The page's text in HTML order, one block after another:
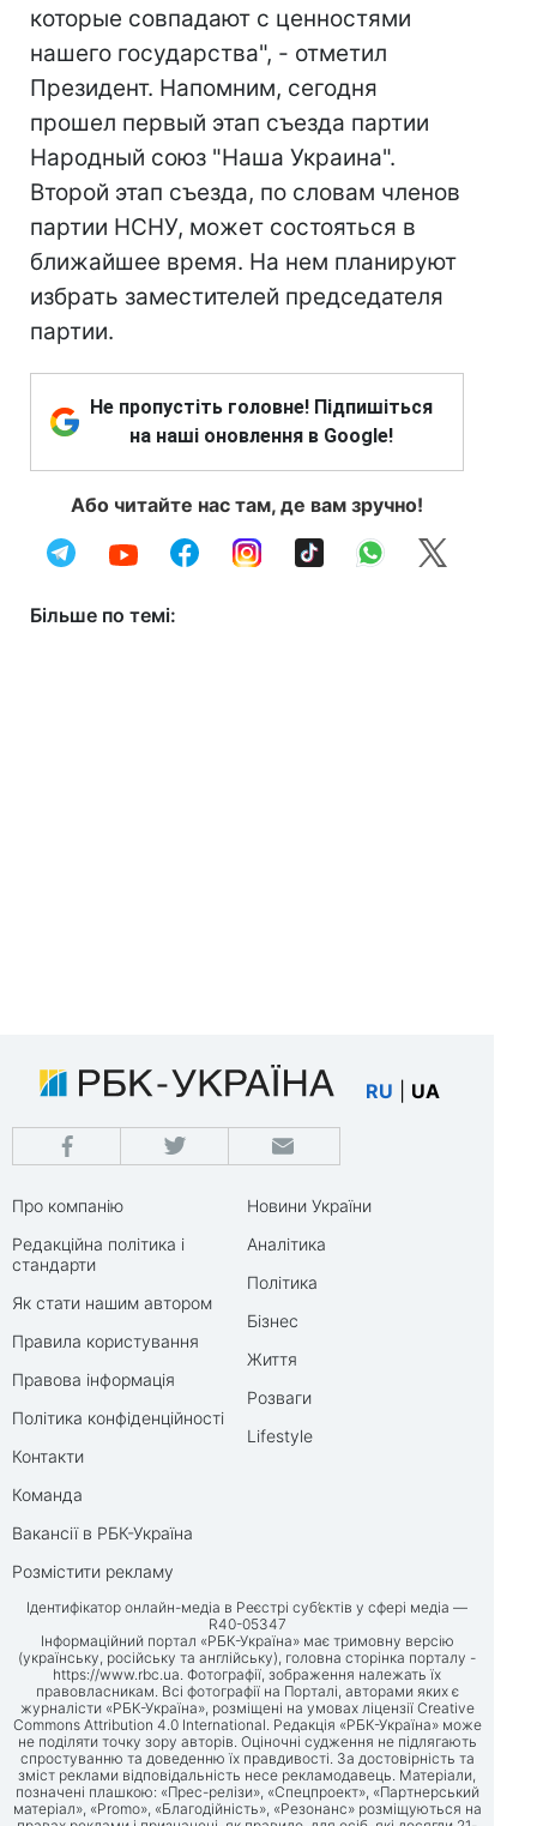
которые совпадают с ценностями
нашего государства", - отметил
Президент. Напомним, сегодня
прошел первый этап съезда партии
Народный союз "Наша Украина".
Второй этап съезда, по словам членов
партии НСНУ, может состояться в
ближайшее время. На нем планируют
избрать заместителей председателя
партии.
Не пропустіть головне! Підпишіться
на наші оновлення в Google!
Або читайте нас там, де вам зручно!
Більше по темі:
RU UA
Про компанію
Редакційна політика і
стандарти
Як стати нашим автором
Правила користування
Правова інформація
Політика конфіденційності
Контакти
Команда
Вакансії в РБК-Україна
Розмістити рекламу
Новини України
Аналітика
Політика
Бізнес
Життя
Розваги
Lifestyle
Ідентифікатор онлайн-медіа в Реєстрі суб’єктів у сфері медіа —
R40-05347
Інформаційний портал «РБК-Україна» має тримовну версію
(українську, російську та англійську), головна сторінка порталу -
https://www.rbc.ua. Фотографії, зображення належать їх
правовласникам. Всі фотографії на Порталі, авторами яких є
журналісти «РБК-Україна», розміщені на умовах ліцензії Creative
Commons Attribution 4.0 International. Редакція «РБК-Україна» може
не поділяти точку зору авторів. Оціночні судження не підлягають
спростуванню та доведенню їх правдивості. За достовірність та
зміст реклами відповідальність несе рекламодавець. Матеріали,
позначені плашкою: «Прес-релізи», «Спецпроект», «Партнерський
матеріал», «Promo», «Благодійність», «Резонанс» розміщуються на